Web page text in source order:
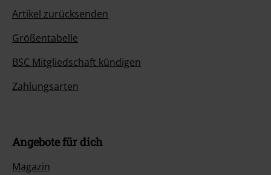
Artikel zurücksenden
Größentabelle
BSC Mitgliedschaft kündigen
Zahlungsarten
Angebote für dich
Magazin